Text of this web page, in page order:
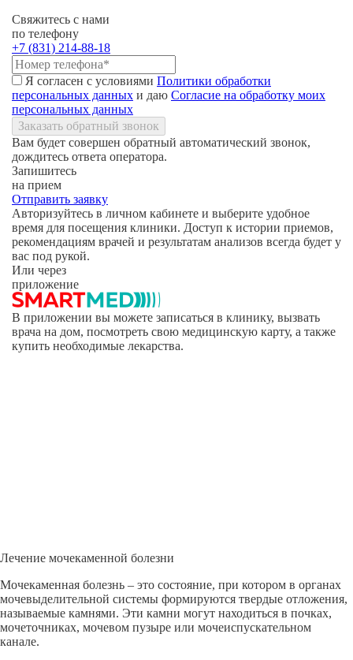
Свяжитесь с нами
по телефону
+7 (831) 214-88-18
Я согласен с условиями Политики обработки
персональных данных и даю Согласие на обработку моих
персональных данных
Заказать обратный звонок
Вам будет совершен обратный автоматический звонок,
дождитесь ответа оператора.
Запишитесь
на прием
Отправить заявку
Авторизуйтесь в личном кабинете и выберите удобное
время для посещения клиники. Доступ к истории приемов,
рекомендациям врачей и результатам анализов всегда будет у
вас под рукой.
Или через
приложение
В приложении вы можете записаться в клинику, вызвать
врача на дом, посмотреть свою медицинскую карту, а также
купить необходимые лекарства.
Лечение мочекаменной болезни
Мочекаменная болезнь – это состояние, при котором в органах
мочевыделительной системы формируются твердые отложения,
называемые камнями. Эти камни могут находиться в почках,
мочеточниках, мочевом пузыре или мочеиспускательном
канале.